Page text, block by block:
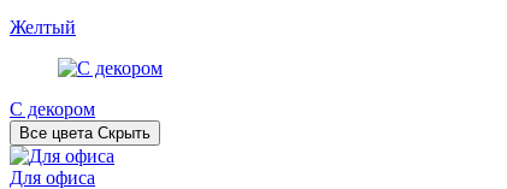
Желтый
С декором
Все цвета Скрыть
Для офиса